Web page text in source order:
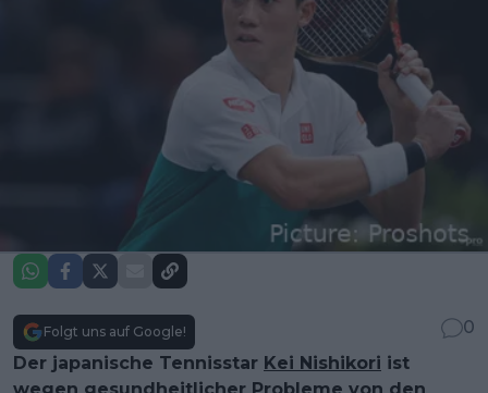
Folgt uns auf Google!
0
Der japanische Tennisstar Kei Nishikori ist
wegen gesundheitlicher Probleme von den